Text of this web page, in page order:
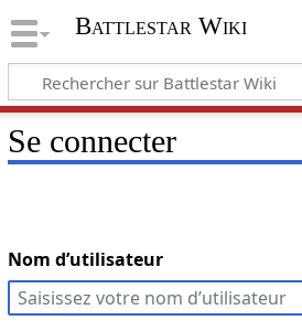
Battlestar Wiki
Se connecter
Nom d’utilisateur